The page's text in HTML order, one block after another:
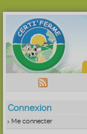
Connexion
Me connecter